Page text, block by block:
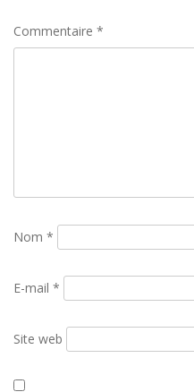
Commentaire *
Nom *
E-mail *
Site web